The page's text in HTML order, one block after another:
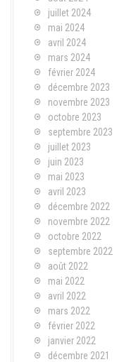
juillet 2024
mai 2024
avril 2024
mars 2024
février 2024
décembre 2023
novembre 2023
octobre 2023
septembre 2023
juillet 2023
juin 2023
mai 2023
avril 2023
décembre 2022
novembre 2022
octobre 2022
septembre 2022
août 2022
mai 2022
avril 2022
mars 2022
février 2022
janvier 2022
décembre 2021